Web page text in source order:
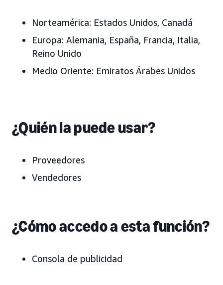
Norteamérica: Estados Unidos, Canadá
Europa: Alemania, España, Francia, Italia,
Reino Unido
Medio Oriente: Emiratos Árabes Unidos
¿Quién la puede usar?
Proveedores
Vendedores
¿Cómo accedo a esta función?
Consola de publicidad